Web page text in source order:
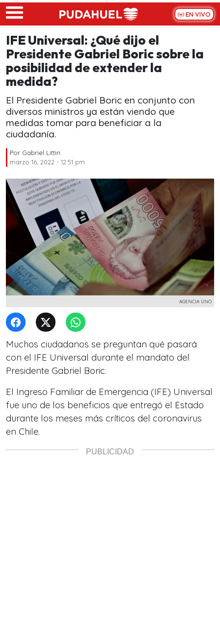
Skip to main content
EN VIVO
IFE Universal: ¿Qué dijo el
Presidente Gabriel Boric sobre la
posibilidad de extender la
medida?
El Presidente Gabriel Boric en conjunto con
diversos ministros ya están viendo que
medidas tomar para beneficiar a la
ciudadanía.
Por Gabriel Littin
marzo 16, 2022 - 12:51 pm
AGENCIA UNO
Muchos ciudadanos se preguntan qué pasará
con el IFE Universal durante el mandato del
Presidente Gabriel Boric.
El Ingreso Familiar de Emergencia (IFE) Universal
fue uno de los beneficios que entregó el Estado
durante los meses más críticos del coronavirus
en Chile.